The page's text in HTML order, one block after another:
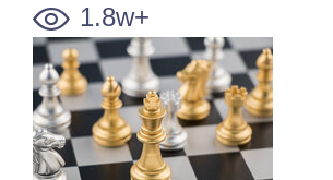
1.8w+